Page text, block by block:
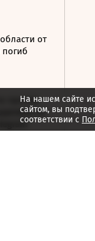
от
погиб
против
за
На нашем сайте
сайтом, вы
соответствии с